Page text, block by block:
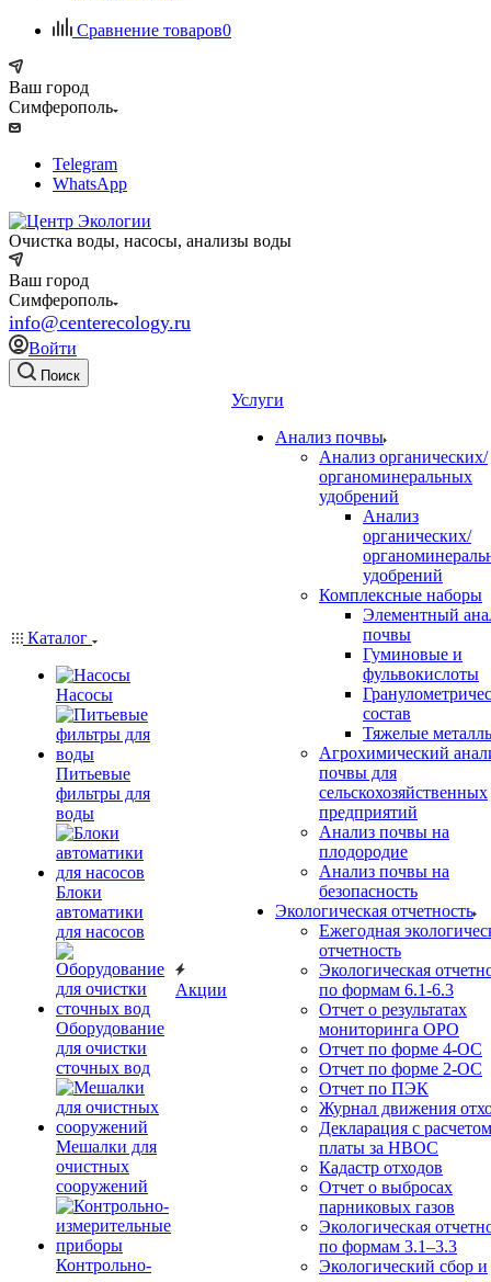
Сравнение товаров0
Ваш город
Симферополь
Telegram
WhatsApp
Очистка воды, насосы, анализы воды
Ваш город
Симферополь
info@centerecology.ru
Войти
Поиск
Каталог
Насосы
Питьевые
фильтры для
воды
Блоки
автоматики
для насосов
Оборудование
для очистки
сточных вод
Мешалки для
очистных
сооружений
Контрольно-
Акции
Услуги
Анализ почвы
Анализ органических/
органоминеральных
удобрений
Анализ
органических/
удобрений
Комплексные наборы
Элементный
почвы
Гуминовые и
фульвокислоты
состав
Тяжелые
Агрохимический
почвы для
сельскохозяйственных
предприятий
Анализ почвы на
плодородие
Анализ почвы на
безопасность
Экологическая отчетность
Ежегодная
отчетность
Экологическая
по формам 6.1-6.3
Отчет о результатах
мониторинга ОРО
Отчет по форме 4-ОС
Отчет по форме 2-ОС
Отчет по ПЭК
Журнал движения
Декларация с расчетом
платы за НВОС
Кадастр отходов
Отчет о выбросах
парниковых газов
Экологическая
по формам 3.1–3.3
Экологический сбор и